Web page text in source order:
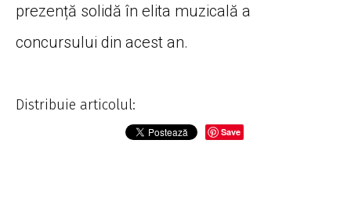
prezență solidă în elita muzicală a
concursului din acest an.
Distribuie articolul:
Save